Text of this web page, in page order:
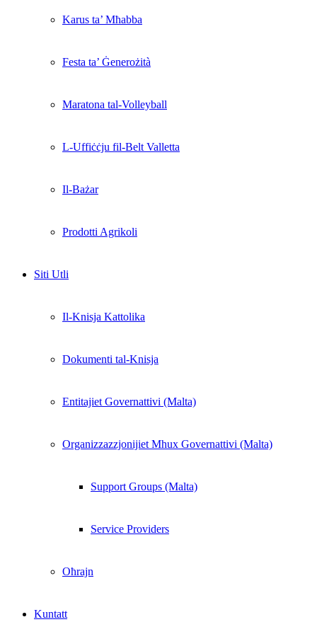
Karus ta’ Mħabba
Festa ta’ Ġenerożità
Maratona tal-Volleyball
L-Uffiċċju fil-Belt Valletta
Il-Bażar
Prodotti Agrikoli
Siti Utli
Il-Knisja Kattolika
Dokumenti tal-Knisja
Entitajiet Governattivi (Malta)
Organizzazzjonijiet Mhux Governattivi (Malta)
Support Groups (Malta)
Service Providers
Oħrajn
Kuntatt